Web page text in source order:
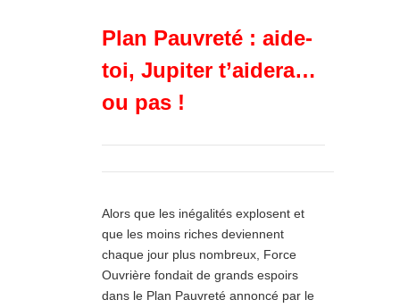
Plan Pauvreté : aide-
toi, Jupiter t’aidera…
ou pas !
Alors que les inégalités explosent et
que les moins riches deviennent
chaque jour plus nombreux, Force
Ouvrière fondait de grands espoirs
dans le Plan Pauvreté annoncé par le